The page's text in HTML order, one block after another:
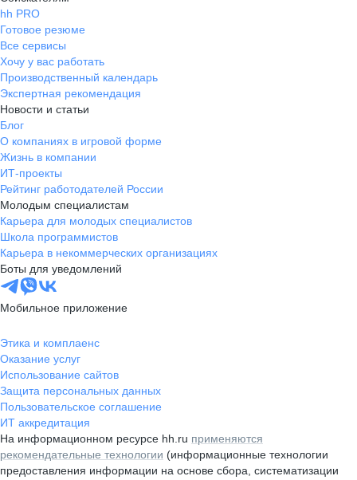
hh PRO
Готовое резюме
Все сервисы
Хочу у вас работать
Производственный календарь
Экспертная рекомендация
Новости и статьи
Блог
О компаниях в игровой форме
Жизнь в компании
ИТ-проекты
Рейтинг работодателей России
Молодым специалистам
Карьера для молодых специалистов
Школа программистов
Карьера в некоммерческих организациях
Боты для уведомлений
Мобильное приложение
Этика и комплаенс
Оказание услуг
Использование сайтов
Защита персональных данных
Пользовательское соглашение
ИТ аккредитация
На информационном ресурсе hh.ru применяются
рекомендательные технологии (информационные технологии
предоставления информации на основе сбора, систематизации